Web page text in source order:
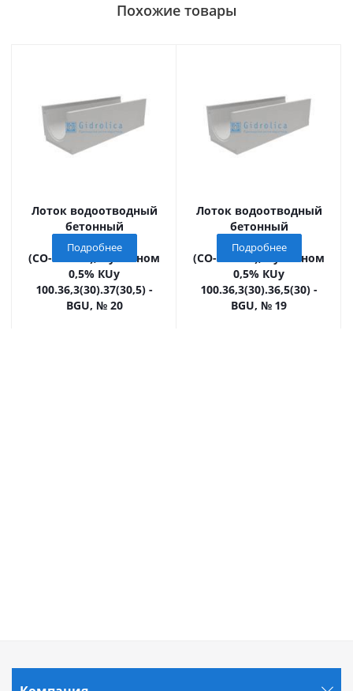
Похожие товары
Лоток водоотводный
бетонный
коробчатый
(СО-300мм), с уклоном
0,5% КUу
100.36,3(30).37(30,5) -
BGU, № 20
Подробнее
Лоток водоотводный
бетонный
коробчатый
(СО-300мм), с уклоном
0,5% КUу
100.36,3(30).36,5(30) -
BGU, № 19
Подробнее